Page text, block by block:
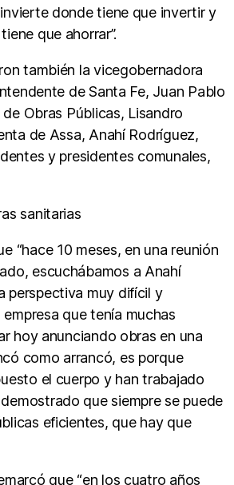
donde tiene que invertir y
que ahorrar”.
también la vicegobernadora
de Santa Fe, Juan Pablo
Obras Públicas, Lisandro
de Assa, Anahí Rodríguez,
y presidentes comunales,
sanitarias
“hace 10 meses, en una reunión
escuchábamos a Anahí
perspectiva muy difícil y
que tenía muchas
hoy anunciando obras en una
como arrancó, es porque
el cuerpo y han trabajado
que siempre se puede
eficientes, que hay que
que “en los cuatro años